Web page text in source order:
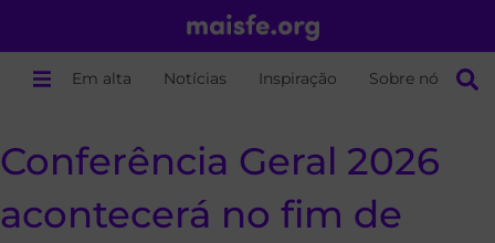
Em alta Notícias Inspiração Sobre nós
Conferência Geral 2026
acontecerá no fim de